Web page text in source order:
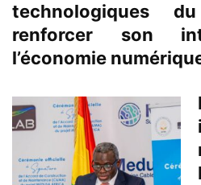
technologiques
renforcer son
l’économie